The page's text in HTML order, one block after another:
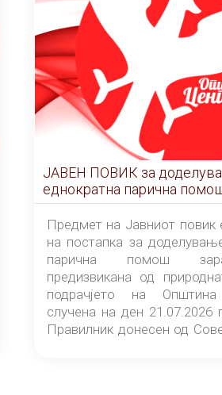
ЈАВЕН ПОВИК за доделување на
еднократна парична
штетата предизвикана од природната
непогода на подрачјето
Центар-Скопје случена на ден 21.07.2026
година
Предмет на Јавниот повик
на постапка за
парична помош
предизвикана од
подрачјето на Општина
случена на ден 21.07.2026
Правилник донесен од